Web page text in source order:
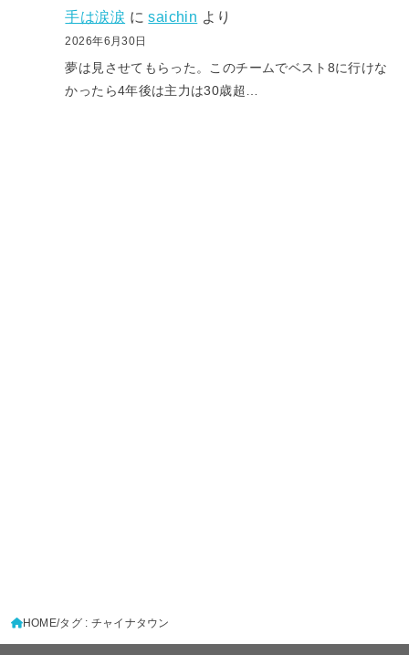
手は涙涙 にsaichin より
2026年6月30日
夢は見させてもらった。このチームでベスト8に行けな
かったら4年後は主力は30歳超…
HOME タグ : チャイナタウン